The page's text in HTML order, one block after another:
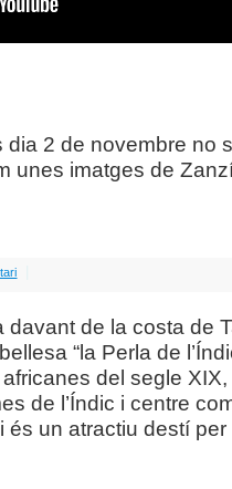
2 de novembre no
unes imatges de
davant de la costa de
“la Perla de
del segle
de l’Índic i centre
és un atractiu destí